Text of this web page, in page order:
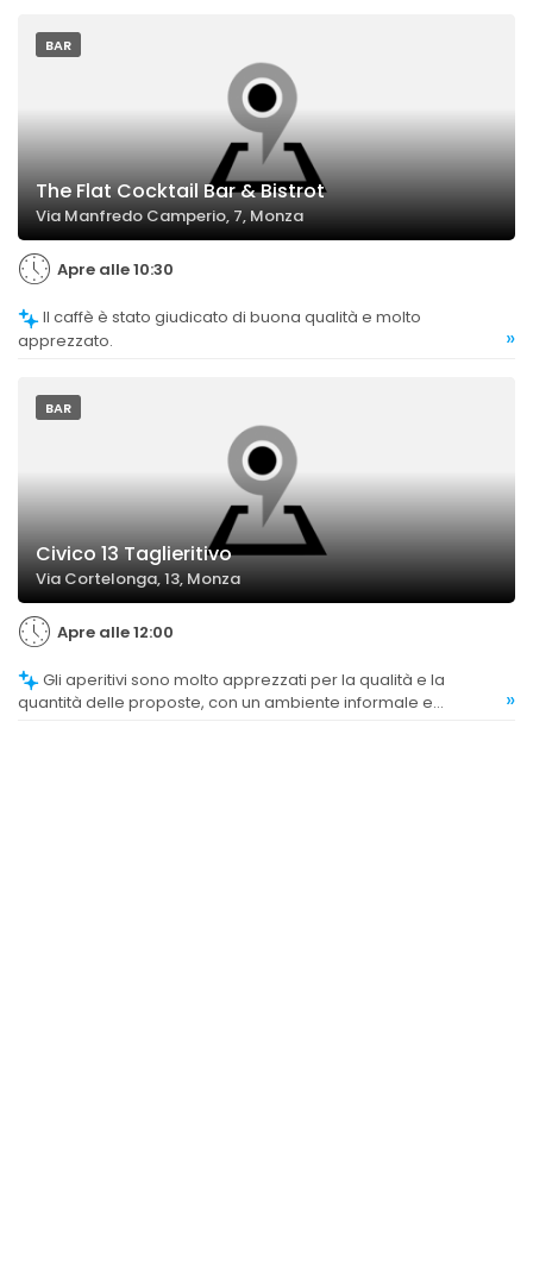
BAR
The Flat Cocktail Bar & Bistrot
Via Manfredo Camperio, 7, Monza
Apre alle 10:30
apprezzato.
»
BAR
Civico 13 Taglieritivo
Via Cortelonga, 13, Monza
Apre alle 12:00
quantità delle proposte, con un ambiente informale e
»